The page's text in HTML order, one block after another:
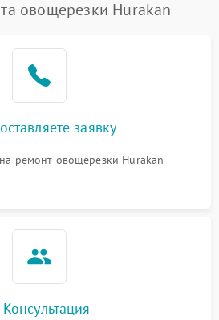
овощерезки Hurakan
заявку
на ремонт овощерезки Hurakan